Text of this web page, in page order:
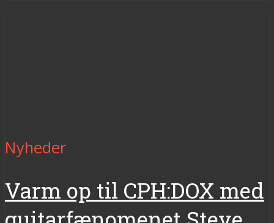
Nyheder
Varm op til CPH:DOX med